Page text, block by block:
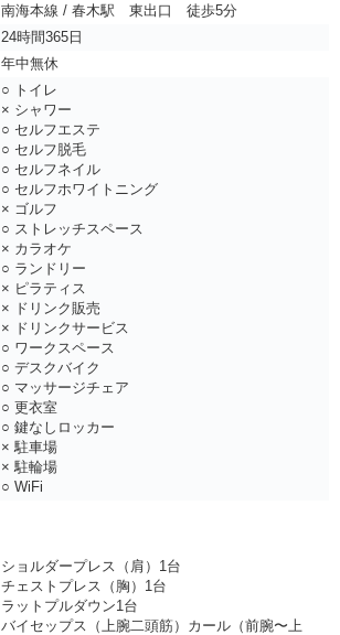
南海本線 / 春木駅 東出口 徒歩5分
24時間365日
年中無休
○ トイレ
× シャワー
○ セルフエステ
○ セルフ脱毛
○ セルフネイル
○ セルフホワイトニング
× ゴルフ
○ ストレッチスペース
× カラオケ
○ ランドリー
× ピラティス
× ドリンク販売
× ドリンクサービス
○ ワークスペース
○ デスクバイク
○ マッサージチェア
○ 更衣室
○ 鍵なしロッカー
× 駐車場
× 駐輪場
○ WiFi
ショルダープレス（肩）1台
チェストプレス（胸）1台
ラットプルダウン1台
バイセップス（上腕二頭筋）カール（前腕〜上